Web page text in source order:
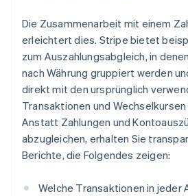
Die Zusammenarbeit mit einem
erleichtert dies. Stripe bietet
zum Auszahlungsabgleich, in
nach Währung gruppiert werden
direkt mit den ursprünglich
Transaktionen und
Anstatt Zahlungen und
abzugleichen, erhalten Sie
Berichte, die Folgendes zeigen:
Welche Transaktionen in jeder